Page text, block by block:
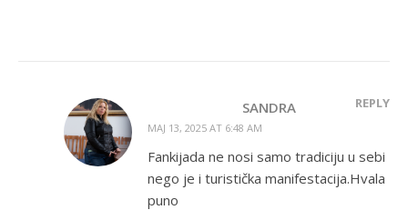
SANDRA
MAJ 13, 2025 AT 6:48 AM
REPLY
Fankijada ne nosi samo tradiciju u sebi
nego je i turistička manifestacija.Hvala
puno